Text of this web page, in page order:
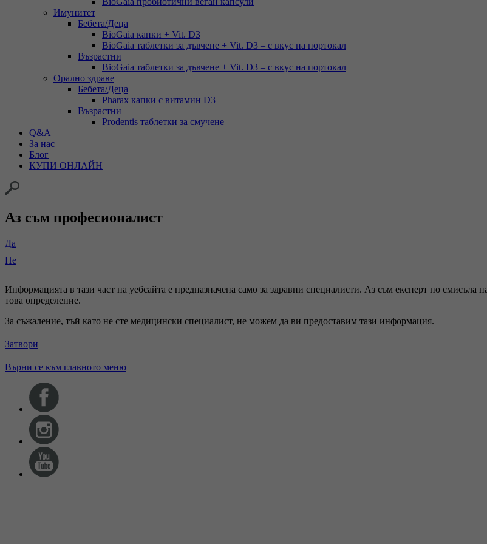
Имунитет
Бебета/Деца
BioGaia капки + Vit. D3
BioGaia таблетки за дъвчене + Vit. D3 – с вкус на портокал
Възрастни
BioGaia таблетки за дъвчене + Vit. D3 – с вкус на портокал
Орално здраве
Бебета/Деца
Pharax капки с витамин D3
Възрастни
Prodentis таблетки за смучене
Q&A
За нас
Блог
КУПИ ОНЛАЙН
Аз съм професионалист
Да
Не
Информацията в тази част на уебсайта е предназначена само за здравни специалисти. Аз съм експерт по
това определение.
За съжаление, тъй като не сте медицински специалист, не можем да ви предоставим тази информация.
Затвори
Върни се към главното меню